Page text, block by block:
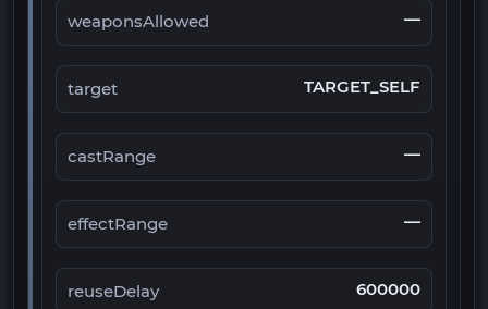
weaponsAllowed —
target TARGET_SELF
castRange —
effectRange —
reuseDelay 600000